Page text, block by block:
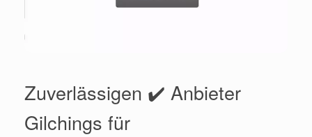
Zuverlässigen ✔️ Anbieter
Gilchings für